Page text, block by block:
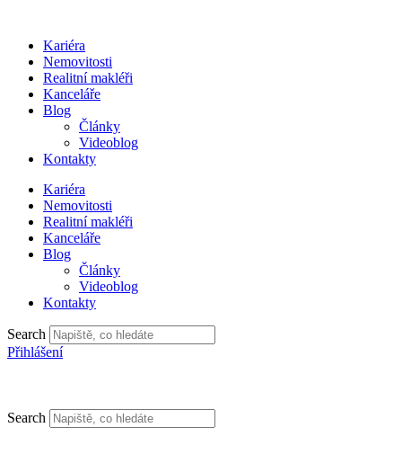
obsahuKariéra
Nemovitosti
Realitní makléři
Kanceláře
Blog
Články
Videoblog
Kontakty
Kariéra
Nemovitosti
Realitní makléři
Kanceláře
Blog
Články
Videoblog
Kontakty
Search
Přihlášení
Search